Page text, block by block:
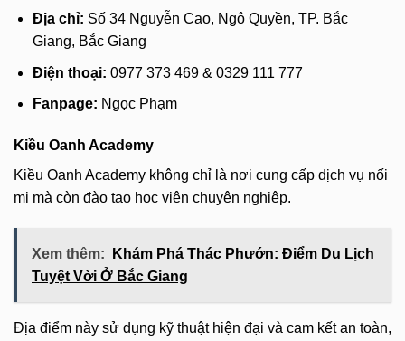
Địa chỉ: Số 34 Nguyễn Cao, Ngô Quyền, TP. Bắc
Giang, Bắc Giang
Điện thoại: 0977 373 469 & 0329 111 777
Fanpage: Ngọc Phạm
Kiều Oanh Academy
Kiều Oanh Academy không chỉ là nơi cung cấp dịch vụ nối
mi mà còn đào tạo học viên chuyên nghiệp.
Xem thêm:
Khám Phá Thác Phướn: Điểm Du Lịch
Tuyệt Vời Ở Bắc Giang
Địa điểm này sử dụng kỹ thuật hiện đại và cam kết an toàn,